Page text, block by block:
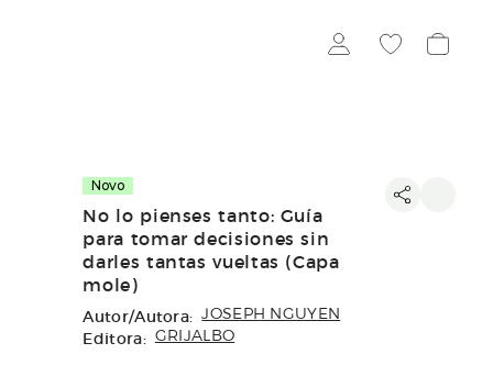
Novo
No lo pienses tanto: Guía
para tomar decisiones sin
darles tantas vueltas (Capa
mole)
Autor/Autora: JOSEPH NGUYEN
Editora: GRIJALBO